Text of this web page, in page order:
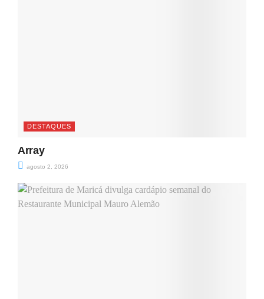
DESTAQUES
Array
agosto 2, 2026